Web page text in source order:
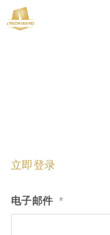
立即登录
电子邮件 *